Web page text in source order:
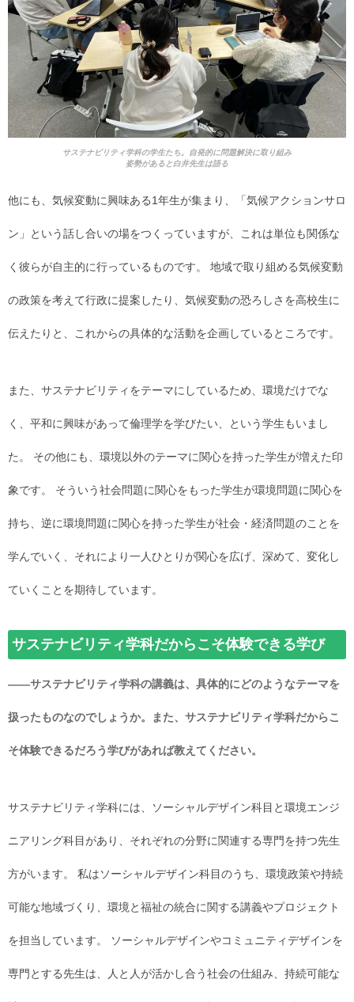
サステナビリティ学科の学生たち。自発的に問題解決に取り組み
姿勢があると白井先生は語る
他にも、気候変動に興味ある1年生が集まり、「気候アクションサロ
ン」という話し合いの場をつくっていますが、これは単位も関係な
く彼らが自主的に行っているものです。 地域で取り組める気候変動
の政策を考えて行政に提案したり、気候変動の恐ろしさを高校生に
伝えたりと、これからの具体的な活動を企画しているところです。
また、サステナビリティをテーマにしているため、環境だけでな
く、平和に興味があって倫理学を学びたい、という学生もいまし
た。 その他にも、環境以外のテーマに関心を持った学生が増えた印
象です。 そういう社会問題に関心をもった学生が環境問題に関心を
持ち、逆に環境問題に関心を持った学生が社会・経済問題のことを
学んでいく、それにより一人ひとりが関心を広げ、深めて、変化し
ていくことを期待しています。
サステナビリティ学科だからこそ体験できる学び
――サステナビリティ学科の講義は、具体的にどのようなテーマを
扱ったものなのでしょうか。また、サステナビリティ学科だからこ
そ体験できるだろう学びがあれば教えてください。
サステナビリティ学科には、ソーシャルデザイン科目と環境エンジ
ニアリング科目があり、それぞれの分野に関連する専門を持つ先生
方がいます。 私はソーシャルデザイン科目のうち、環境政策や持続
可能な地域づくり、環境と福祉の統合に関する講義やプロジェクト
を担当しています。 ソーシャルデザインやコミュニティデザインを
専門とする先生は、人と人が活かし合う社会の仕組み、持続可能な